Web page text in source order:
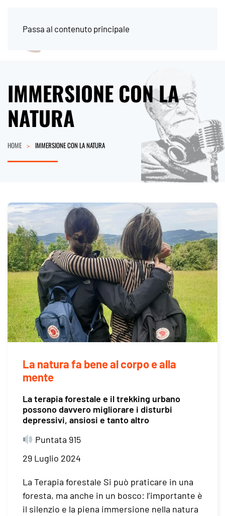
Passa al contenuto principale
IMMERSIONE CON LA
NATURA
HOME IMMERSIONE CON LA NATURA
La natura fa bene al corpo e alla
mente
La terapia forestale e il trekking urbano
possono davvero migliorare i disturbi
depressivi, ansiosi e tanto altro
Puntata 915
29 Luglio 2024
La Terapia forestale Si può praticare in una
foresta, ma anche in un bosco: l’importante è
il silenzio e la piena immersione nella natura